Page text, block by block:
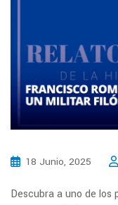
18 Junio, 2025
Descubra a uno de